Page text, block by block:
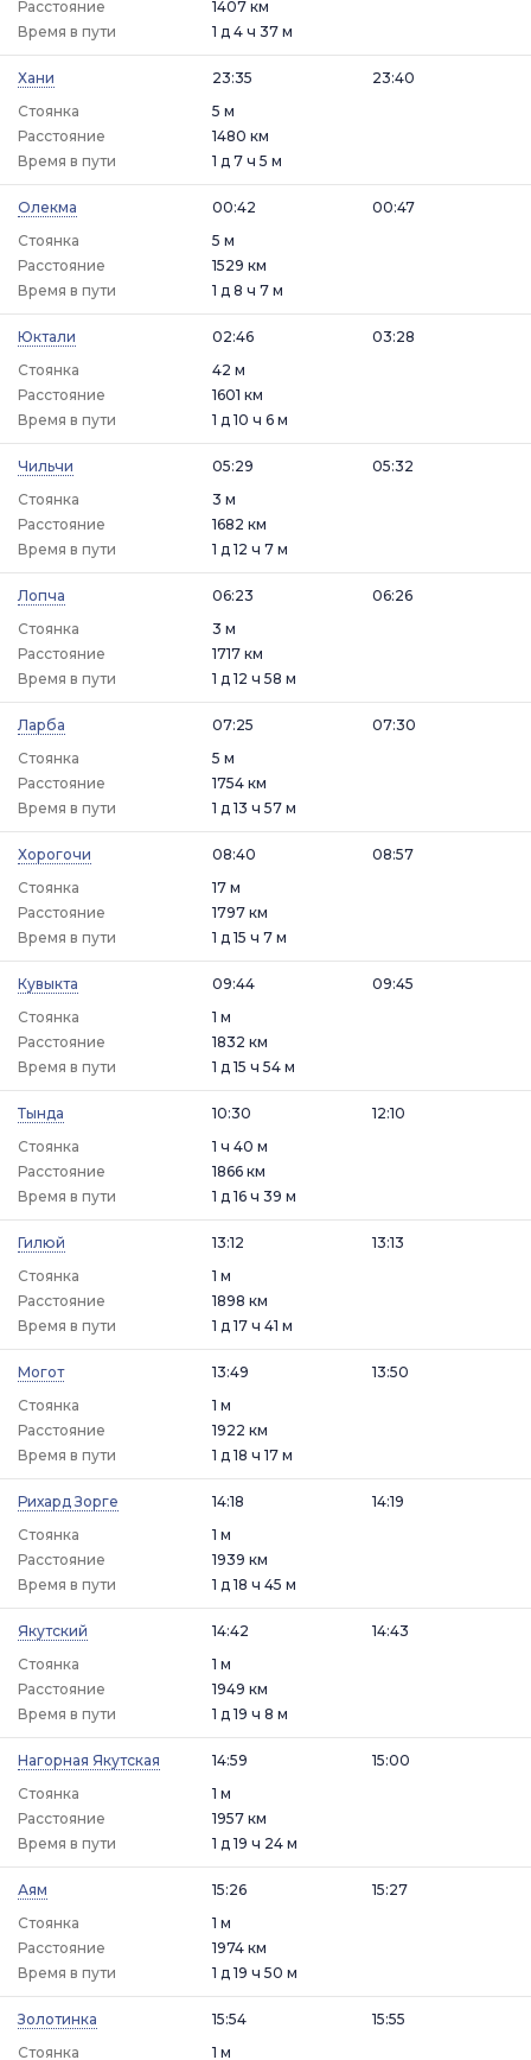
Расстояние
1407 км
Время в пути
1 д 4 ч 37 м
Хани
23:35
Стоянка
5 м
23:40
Расстояние
1480 км
Время в пути
1 д 7 ч 5 м
Олекма
00:42
Стоянка
5 м
00:47
Расстояние
1529 км
Время в пути
1 д 8 ч 7 м
Юктали
02:46
Стоянка
42 м
03:28
Расстояние
1601 км
Время в пути
1 д 10 ч 6 м
Чильчи
05:29
Стоянка
3 м
05:32
Расстояние
1682 км
Время в пути
1 д 12 ч 7 м
Лопча
06:23
Стоянка
3 м
06:26
Расстояние
1717 км
Время в пути
1 д 12 ч 58 м
Ларба
07:25
Стоянка
5 м
07:30
Расстояние
1754 км
Время в пути
1 д 13 ч 57 м
Хорогочи
08:40
Стоянка
17 м
08:57
Расстояние
1797 км
Время в пути
1 д 15 ч 7 м
Кувыкта
09:44
Стоянка
1 м
09:45
Расстояние
1832 км
Время в пути
1 д 15 ч 54 м
Тында
10:30
Стоянка
1 ч 40 м
12:10
Расстояние
1866 км
Время в пути
1 д 16 ч 39 м
Гилюй
13:12
Стоянка
1 м
13:13
Расстояние
1898 км
Время в пути
1 д 17 ч 41 м
Могот
13:49
Стоянка
1 м
13:50
Расстояние
1922 км
Время в пути
1 д 18 ч 17 м
Рихард Зорге
14:18
Стоянка
1 м
14:19
Расстояние
1939 км
Время в пути
1 д 18 ч 45 м
Якутский
14:42
Стоянка
1 м
14:43
Расстояние
1949 км
Время в пути
1 д 19 ч 8 м
Нагорная Якутская
14:59
Стоянка
1 м
15:00
Расстояние
1957 км
Время в пути
1 д 19 ч 24 м
Аям
15:26
Стоянка
1 м
15:27
Расстояние
1974 км
Время в пути
1 д 19 ч 50 м
Золотинка
15:54
Стоянка
1 м
15:55